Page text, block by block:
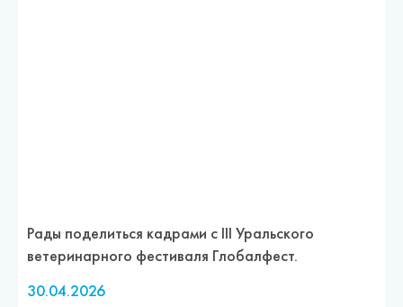
Рады поделиться кадрами с III Уральского
ветеринарного фестиваля Глобалфест.
30.04.2026